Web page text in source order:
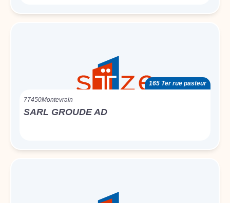
165 Ter rue pasteur
77450Montevrain
SARL GROUDE AD